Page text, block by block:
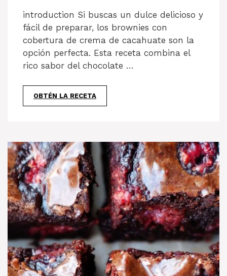
introduction Si buscas un dulce delicioso y
fácil de preparar, los brownies con
cobertura de crema de cacahuate son la
opción perfecta. Esta receta combina el
rico sabor del chocolate …
OBTÉN LA RECETA